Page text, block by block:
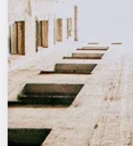
Города
Площадки
Артисты
Рейтинги